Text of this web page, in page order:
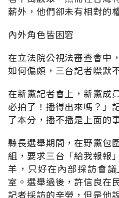
薪外，他們卻未有相對的
內外角色皆困窘
在立法院公視法審查會中
如何偏頗，三台記者噤默
在新黨記者會上，新黨成
必拍了！播得出來嗎？」
了本分，播不播是上面的
縣長選舉期間，在野黨包
組，要求三台「給我報報
羊，只好在內部採訪會
室。選舉過後，許信良在
記者採訪的辛勞，但是他